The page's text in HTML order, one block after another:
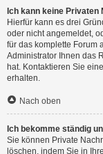
Ich kann keine
Hierfür kann es drei
oder nicht angemeldet,
für das komplette Forum
Administrator Ihnen das
hat. Kontaktieren Sie
erhalten.
Nach oben
Ich bekomme ständig
Sie können Private
löschen, indem Sie in